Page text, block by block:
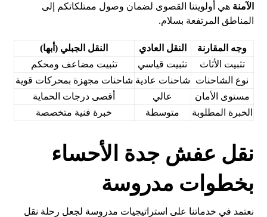
الآمنة هي أولويتنا القصوى لضمان وصول ممتلكاتكم إلى
المناطق المرتفعة بسلام.
وجه المقارنة النقل العادي
النقل الجبلي (أبها)
تثبيت الأثاث
تثبيت قياسي
تثبيت مضاعف ومحكم
نوع الشاحنات
شاحنات عادية شاحنات مجهزة بمحركات قوية
مستوى الأمان
عالي
أقصى درجات الحماية
الخبرة المطلوبة
متوسطة خبرة فنية متخصصة
نقل عفش جدة الأحساء
بخطوات مدروسة
نعتمد في خدماتنا على استراتيجيات مدروسة لجعل رحلة نقل